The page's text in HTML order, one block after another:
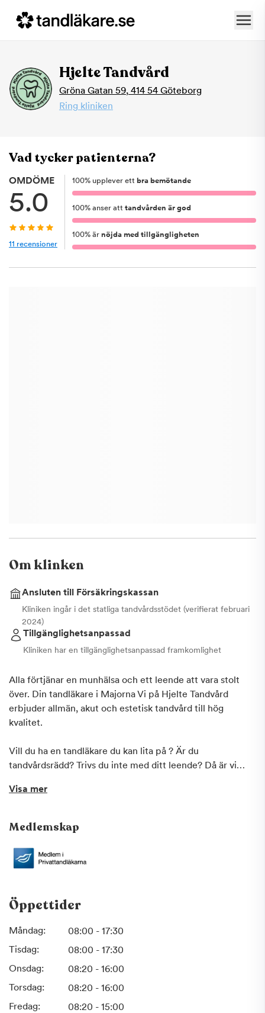
Hjelte Tandvård
Gröna Gatan 59, 414 54 Göteborg
Ring kliniken
Vad tycker patienterna?
OMDÖME
5.0
11 recensioner
100% upplever ett bra bemötande
100% anser att tandvården är god
100% är nöjda med tillgängligheten
Om klinken
Ansluten till Försäkringskassan
Kliniken ingår i det statliga tandvårdsstödet (verifierat februari
2024)
Tillgänglighetsanpassad
Kliniken har en tillgänglighetsanpassad framkomlighet
Alla förtjänar en munhälsa och ett leende att vara stolt
över. Din tandläkare i Majorna Vi på Hjelte Tandvård
erbjuder allmän, akut och estetisk tandvård till hög
kvalitet.
Vill du ha en tandläkare du kan lita på ? Är du
tandvårdsrädd? Trivs du inte med ditt leende? Då är vi
Välkommen att boka tid! Vårt mål Genom att kunna
leverera tandvård av hög kvalitet som passar allas
plånböcker hoppas vi kunna bidra till att alla ska vara
smärtfria, ha en god munhygien och trivas med sina
Visa mer
Medlemskap
Öppettider
Måndag:
08:00 - 17:30
Tisdag:
08:00 - 17:30
Onsdag:
08:20 - 16:00
Torsdag:
08:20 - 16:00
Fredag:
08:20 - 15:00